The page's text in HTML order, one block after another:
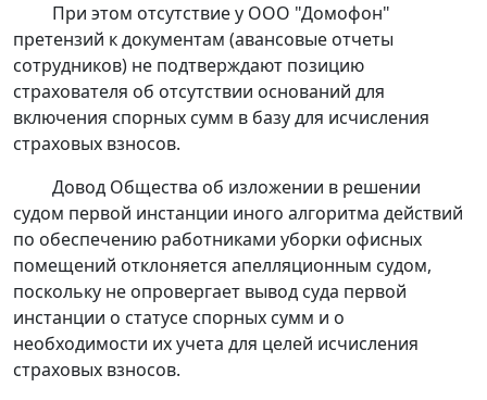
При этом отсутствие у ООО "Домофон"
претензий к документам (авансовые отчеты
сотрудников) не подтверждают позицию
страхователя об отсутствии оснований для
включения спорных сумм в базу для исчисления
страховых взносов.
Довод Общества об изложении в решении
судом первой инстанции иного алгоритма действий
по обеспечению работниками уборки офисных
помещений отклоняется апелляционным судом,
поскольку не опровергает вывод суда первой
инстанции о статусе спорных сумм и о
необходимости их учета для целей исчисления
страховых взносов.